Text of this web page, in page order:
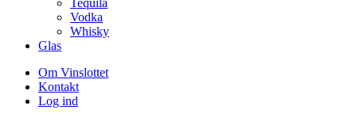
Vodka
Whisky
Glas
Om Vinslottet
Kontakt
Log ind